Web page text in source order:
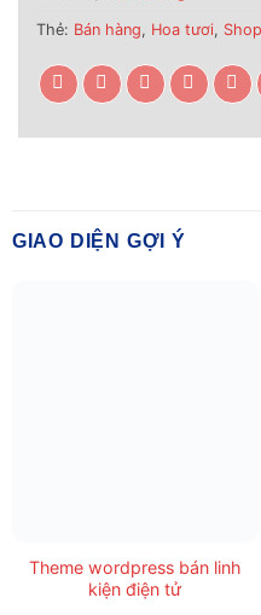
Thẻ: Bán hàng, Hoa tươi, Shop
GIAO DIỆN GỢI Ý
Theme wordpress bán linh
kiện điện tử